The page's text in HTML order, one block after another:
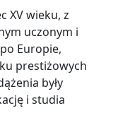
XV wieku, z
uczonym i
Europie,
prestiżowych
były
i studia